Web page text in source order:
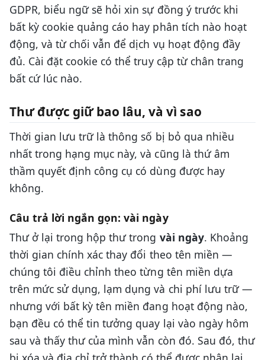
GDPR, biểu ngữ sẽ hỏi xin sự đồng ý trước khi
bất kỳ cookie quảng cáo hay phân tích nào hoạt
động, và từ chối vẫn để dịch vụ hoạt động đầy
đủ. Cài đặt cookie có thể truy cập từ chân trang
bất cứ lúc nào.
Thư được giữ bao lâu, và vì sao
Thời gian lưu trữ là thông số bị bỏ qua nhiều
nhất trong hạng mục này, và cũng là thứ âm
thầm quyết định công cụ có dùng được hay
không.
Câu trả lời ngắn gọn: vài ngày
Thư ở lại trong hộp thư trong vài ngày. Khoảng
thời gian chính xác thay đổi theo tên miền —
chúng tôi điều chỉnh theo từng tên miền dựa
trên mức sử dụng, lạm dụng và chi phí lưu trữ —
nhưng với bất kỳ tên miền đang hoạt động nào,
bạn đều có thể tin tưởng quay lại vào ngày hôm
sau và thấy thư của mình vẫn còn đó. Sau đó, thư